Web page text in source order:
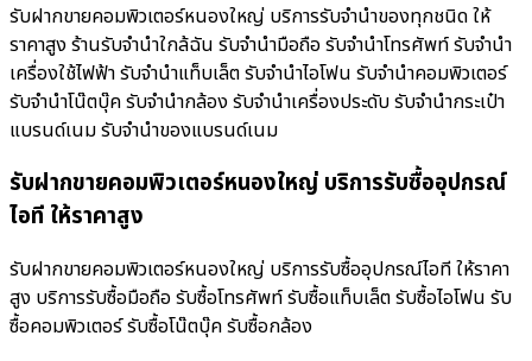
รับฝากขายคอมพิวเตอร์หนองใหญ่ บริการรับจำนำของทุกชนิด ให้
ราคาสูง ร้านรับจํานําใกล้ฉัน รับจำนำมือถือ รับจำนำโทรศัพท์ รับจำนำ
เครื่องใช้ไฟฟ้า รับจำนำแท็บเล็ต รับจำนำไอโฟน รับจำนำคอมพิวเตอร์
รับจำนำโน๊ตบุ๊ค รับจำนำกล้อง รับจำนำเครื่องประดับ รับจำนำกระเป๋า
แบรนด์เนม รับจำนำของแบรนด์เนม
รับฝากขายคอมพิวเตอร์หนองใหญ่ บริการรับซื้ออุปกรณ์
ไอที ให้ราคาสูง
รับฝากขายคอมพิวเตอร์หนองใหญ่ บริการรับซื้ออุปกรณ์ไอที ให้ราคา
สูง บริการรับซื้อมือถือ รับซื้อโทรศัพท์ รับซื้อแท็บเล็ต รับซื้อไอโฟน รับ
ซื้อคอมพิวเตอร์ รับซื้อโน๊ตบุ๊ค รับซื้อกล้อง